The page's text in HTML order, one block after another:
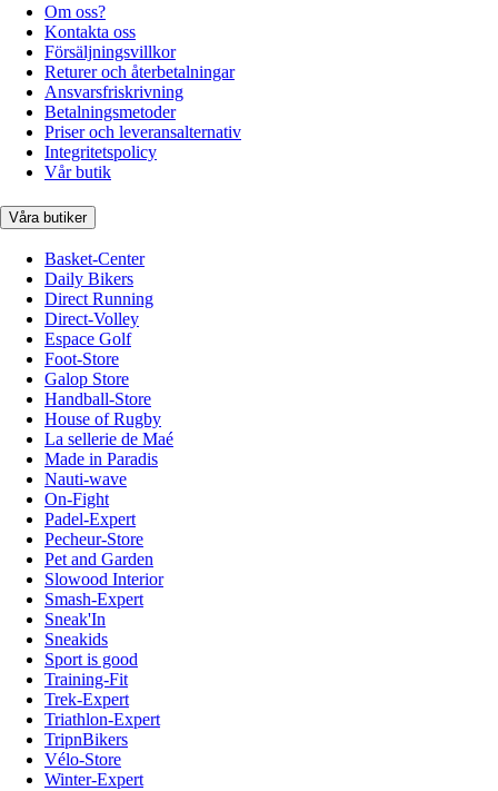
Om oss?
Kontakta oss
Försäljningsvillkor
Returer och återbetalningar
Ansvarsfriskrivning
Betalningsmetoder
Priser och leveransalternativ
Integritetspolicy
Vår butik
Våra butiker
Basket-Center
Daily Bikers
Direct Running
Direct-Volley
Espace Golf
Foot-Store
Galop Store
Handball-Store
House of Rugby
La sellerie de Maé
Made in Paradis
Nauti-wave
On-Fight
Padel-Expert
Pecheur-Store
Pet and Garden
Slowood Interior
Smash-Expert
Sneak'In
Sneakids
Sport is good
Training-Fit
Trek-Expert
Triathlon-Expert
TripnBikers
Vélo-Store
Winter-Expert